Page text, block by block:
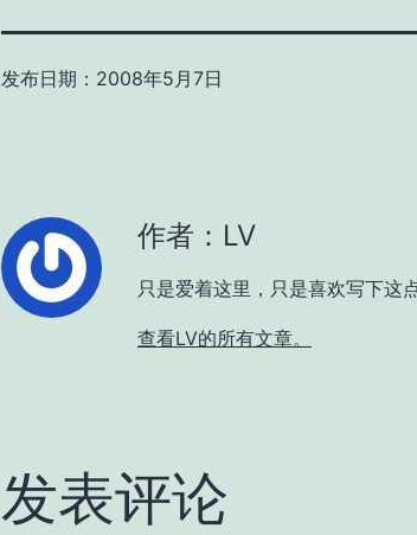
发布日期： 2008年5月7日
作者：LV
只是爱着这里，只是喜欢写下这
查看LV的所有文章。
发表评论